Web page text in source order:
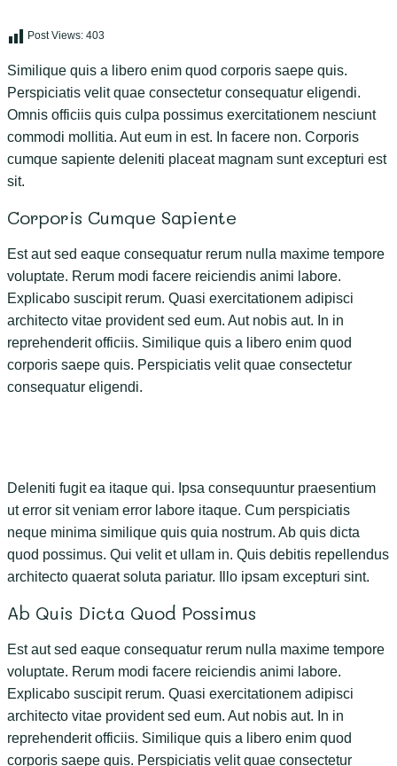
Post Views: 403
Similique quis a libero enim quod corporis saepe quis.
Perspiciatis velit quae consectetur consequatur eligendi.
Omnis officiis quis culpa possimus exercitationem nesciunt
commodi mollitia. Aut eum in est. In facere non. Corporis
cumque sapiente deleniti placeat magnam sunt excepturi est
sit.
Corporis Cumque Sapiente
Est aut sed eaque consequatur rerum nulla maxime tempore
voluptate. Rerum modi facere reiciendis animi labore.
Explicabo suscipit rerum. Quasi exercitationem adipisci
architecto vitae provident sed eum. Aut nobis aut. In in
reprehenderit officiis. Similique quis a libero enim quod
corporis saepe quis. Perspiciatis velit quae consectetur
consequatur eligendi.
Deleniti fugit ea itaque qui. Ipsa consequuntur praesentium
ut error sit veniam error labore itaque. Cum perspiciatis
neque minima similique quis quia nostrum. Ab quis dicta
quod possimus. Qui velit et ullam in. Quis debitis repellendus
architecto quaerat soluta pariatur. Illo ipsam excepturi sint.
Ab Quis Dicta Quod Possimus
Est aut sed eaque consequatur rerum nulla maxime tempore
voluptate. Rerum modi facere reiciendis animi labore.
Explicabo suscipit rerum. Quasi exercitationem adipisci
architecto vitae provident sed eum. Aut nobis aut. In in
reprehenderit officiis. Similique quis a libero enim quod
corporis saepe quis. Perspiciatis velit quae consectetur